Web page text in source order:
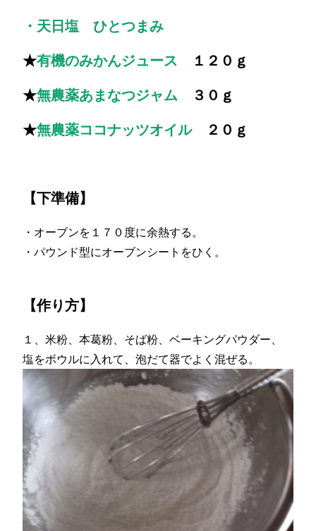
・天日塩 ひとつまみ
★有機のみかんジュース １２０ｇ
★無農薬あまなつジャム ３０ｇ
★無農薬ココナッツオイル ２０ｇ
【下準備】
・オーブンを１７０度に余熱する。
・パウンド型にオーブンシートをひく。
【作り方】
１、米粉、本葛粉、そば粉、ベーキングパウダー、
塩をボウルに入れて、泡だて器でよく混ぜる。